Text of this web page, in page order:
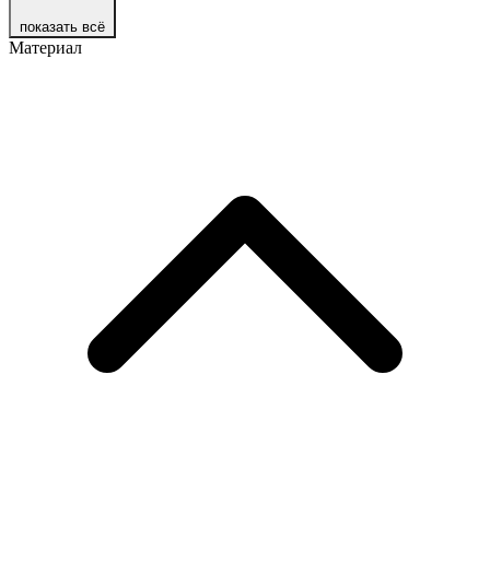
показать всё
Материал